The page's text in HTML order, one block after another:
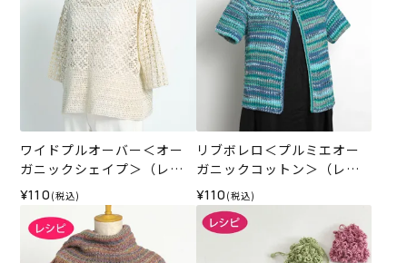
ワイドプルオーバー＜オー
ガニックシェイプ＞（レシ
ピ）
¥110 (税込)
リブボレロ＜プルミエオー
ガニックコットン＞（レシ
ピ）
¥110 (税込)